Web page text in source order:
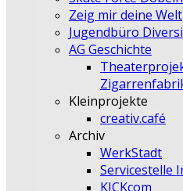
Zeig mir deine Welt
Jugendbüro
AG Geschichte
Kleinprojekte
creativ.café
Archiv
WerkStadt
Servicestelle
KICKcom